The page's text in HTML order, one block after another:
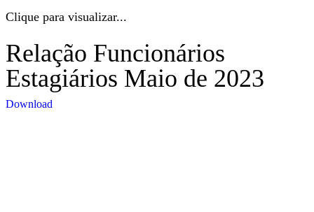
Clique para visualizar...
Relação Funcionários
Estagiários Maio de 2023
Download